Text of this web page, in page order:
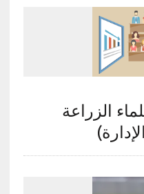
الزراعة